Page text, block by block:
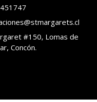
#150, Lomas de
Concón.